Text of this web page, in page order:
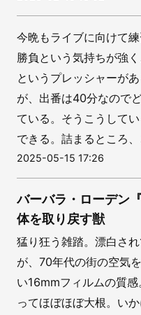
今晩もライブに向けて
勝負という気持ちが強
というプレッシャーが
が、出番は40分なので
ている。そうこうして
できる。詰まるところ
2025-05-15 17:26
バーバラ・ローデン
体を取り戻す獣
猛り狂う雑踏。漂白さ
が、70年代の街の空気
い16mmフィルムの質
ってほぼほぼ大根。い